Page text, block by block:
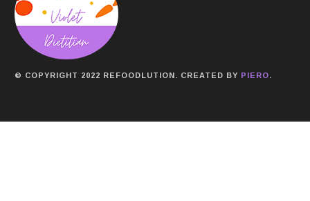
© COPYRIGHT 2022 REFOODLUTION. CREATED BY PIERO